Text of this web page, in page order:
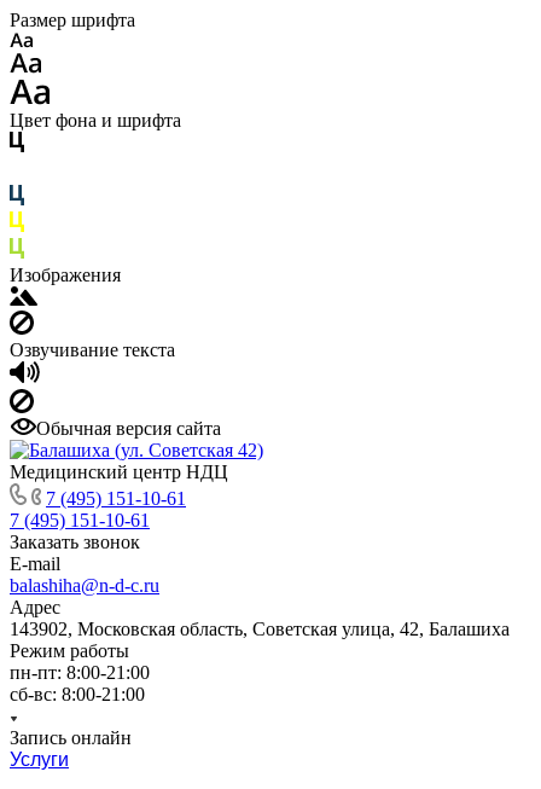
Размер шрифта
Цвет фона и шрифта
Изображения
Озвучивание текста
Обычная версия сайта
Медицинский центр НДЦ
7 (495) 151-10-61
7 (495) 151-10-61
Заказать звонок
E-mail
balashiha@n-d-c.ru
Адрес
143902, Московская область, Советская улица, 42, Балашиха
Режим работы
пн-пт: 8:00-21:00
сб-вс: 8:00-21:00
Запись онлайн
Услуги